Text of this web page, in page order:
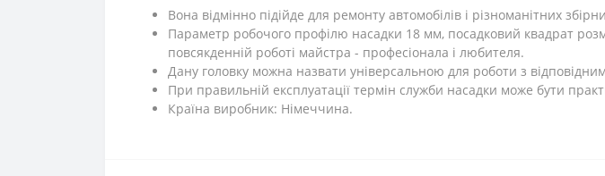
Вона відмінно підійде для ремонту автомобілів і різноманітних
Параметр робочого профілю насадки 18 мм, посадковий квадрат
повсякденній роботі майстра - професіонала і любителя.
Дану головку можна назвати універсальною для роботи з
При правильній експлуатації термін служби насадки може бути
Країна виробник: Німеччина.